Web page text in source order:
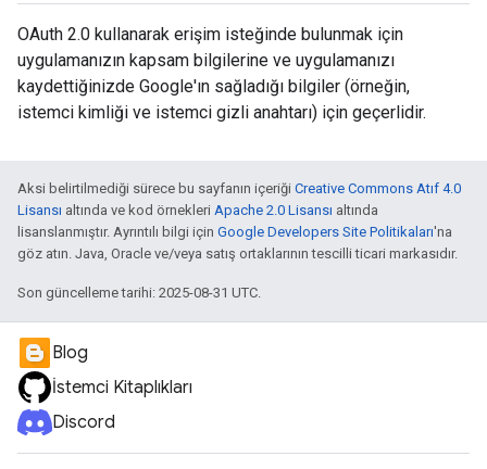
OAuth 2.0 kullanarak erişim isteğinde bulunmak için
uygulamanızın kapsam bilgilerine ve uygulamanızı
kaydettiğinizde Google'ın sağladığı bilgiler (örneğin,
istemci kimliği ve istemci gizli anahtarı) için geçerlidir.
Aksi belirtilmediği sürece bu sayfanın içeriği Creative Commons Atıf 4.0
Lisansı altında ve kod örnekleri Apache 2.0 Lisansı altında
lisanslanmıştır. Ayrıntılı bilgi için Google Developers Site Politikaları'na
göz atın. Java, Oracle ve/veya satış ortaklarının tescilli ticari markasıdır.
Son güncelleme tarihi: 2025-08-31 UTC.
Blog
İstemci Kitaplıkları
Discord